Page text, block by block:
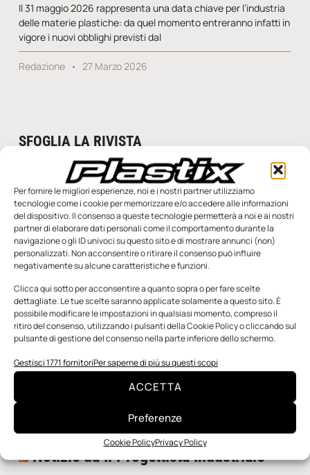
Per fornire le migliori esperienze, noi e i nostri partner utilizziamo
tecnologie come i cookie per memorizzare e/o accedere alle informazioni
del dispositivo. Il consenso a queste tecnologie permetterà a noi e ai nostri
partner di elaborare dati personali come il comportamento durante la
navigazione o gli ID univoci su questo sito e di mostrare annunci (non)
personalizzati. Non acconsentire o ritirare il consenso può influire
negativamente su alcune caratteristiche e funzioni.
Clicca qui sotto per acconsentire a quanto sopra o per fare scelte
dettagliate. Le tue scelte saranno applicate solamente a questo sito. È
possibile modificare le impostazioni in qualsiasi momento, compreso il
ritiro del consenso, utilizzando i pulsanti della Cookie Policy o cliccando sul
pulsante di gestione del consenso nella parte inferiore dello schermo.
Gestisci 1771 fornitoriPer saperne di più su questi scopi
ACCETTA
Preferenze
Cookie PolicyPrivacy Policy
Il 31 maggio 2026 rappresenta una data chiave per l’industria
delle materie plastiche: da quel momento entreranno infatti in
vigore i nuovi obblighi previsti dal
Redazione 27 Marzo 2026
SFOGLIA LA RIVISTA
Edicola Web
Notizie da Meccanicanews
Una nuova mano robotica passa da una pinza all’altra
con un singolo motore
Applicazioni della fluidodinamica computazionale (CFD)
Notizie da Il Progettista Industriale